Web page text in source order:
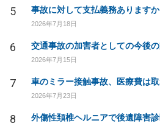
5 事故に対して支払義務ありますか
2026年7月18日
6
2026年7月15日
7
2026年7月23日
8